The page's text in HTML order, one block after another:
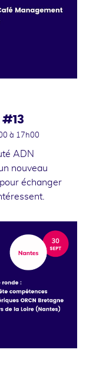
à 17h00
ADN
nouveau
échanger